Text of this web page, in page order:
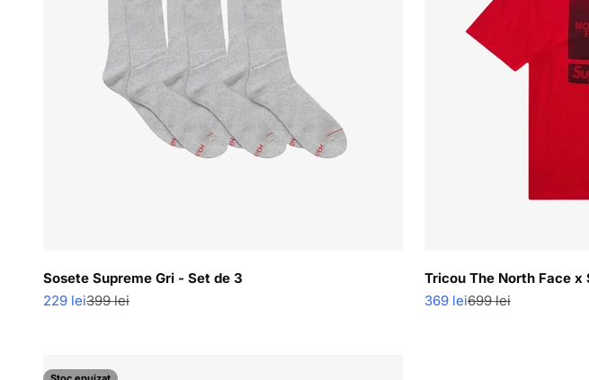
Sosete Supreme Gri - Set de 3
Pret redus
229 leiPret normal
399 lei
Tricou The North Face x
Pret redus
369 leiPret normal
699 lei